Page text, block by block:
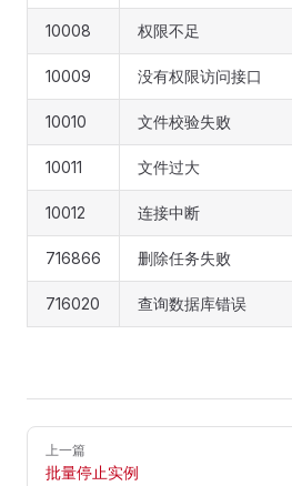
10008 权限不足
10009 没有权限访问接口
10010 文件校验失败
10011 文件过大
10012 连接中断
716866 删除任务失败
716020 查询数据库错误
Pager
上一篇
批量停止实例